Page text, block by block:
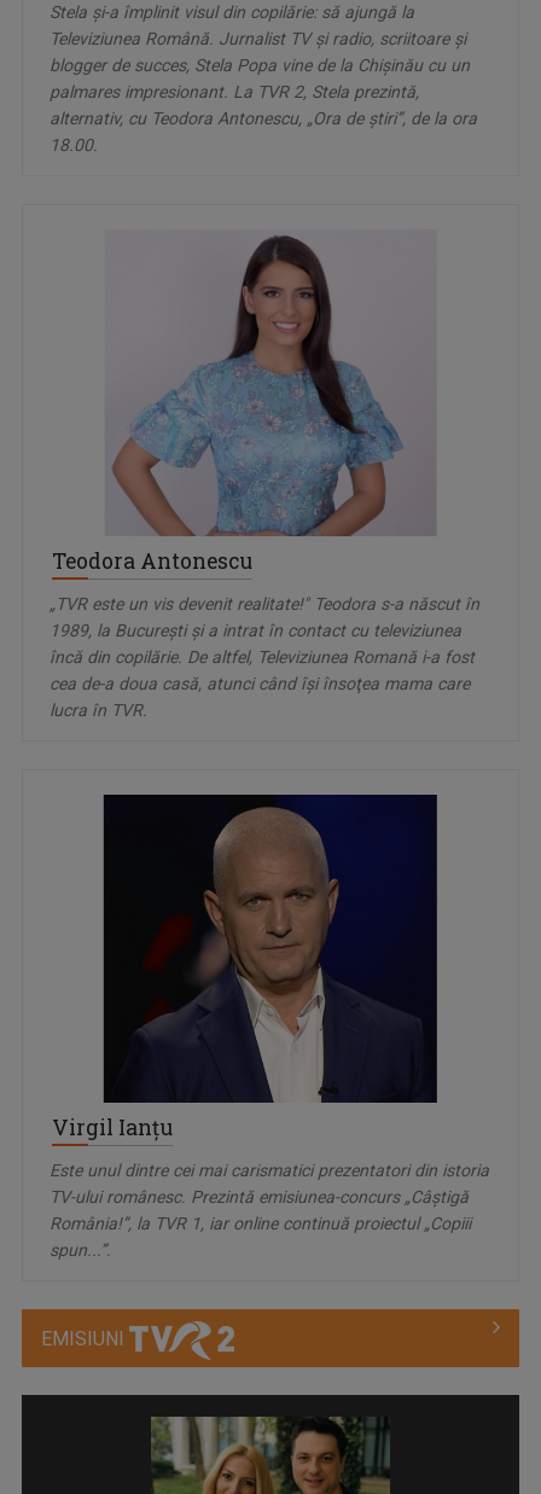
Stela și-a împlinit visul din copilărie: să ajungă la
Televiziunea Română. Jurnalist TV și radio, scriitoare și
blogger de succes, Stela Popa vine de la Chișinău cu un
palmares impresionant. La TVR 2, Stela prezintă,
alternativ, cu Teodora Antonescu, „Ora de știri”, de la ora
18.00.
Teodora Antonescu
„TVR este un vis devenit realitate!" Teodora s-a născut în
1989, la Bucureşti şi a intrat în contact cu televiziunea
încă din copilărie. De altfel, Televiziunea Romană i-a fost
cea de-a doua casă, atunci când îşi însoţea mama care
lucra în TVR.
Virgil Ianțu
Este unul dintre cei mai carismatici prezentatori din istoria
TV-ului românesc. Prezintă emisiunea-concurs „Câștigă
România!”, la TVR 1, iar online continuă proiectul „Copiii
spun...”.
EMISIUNI